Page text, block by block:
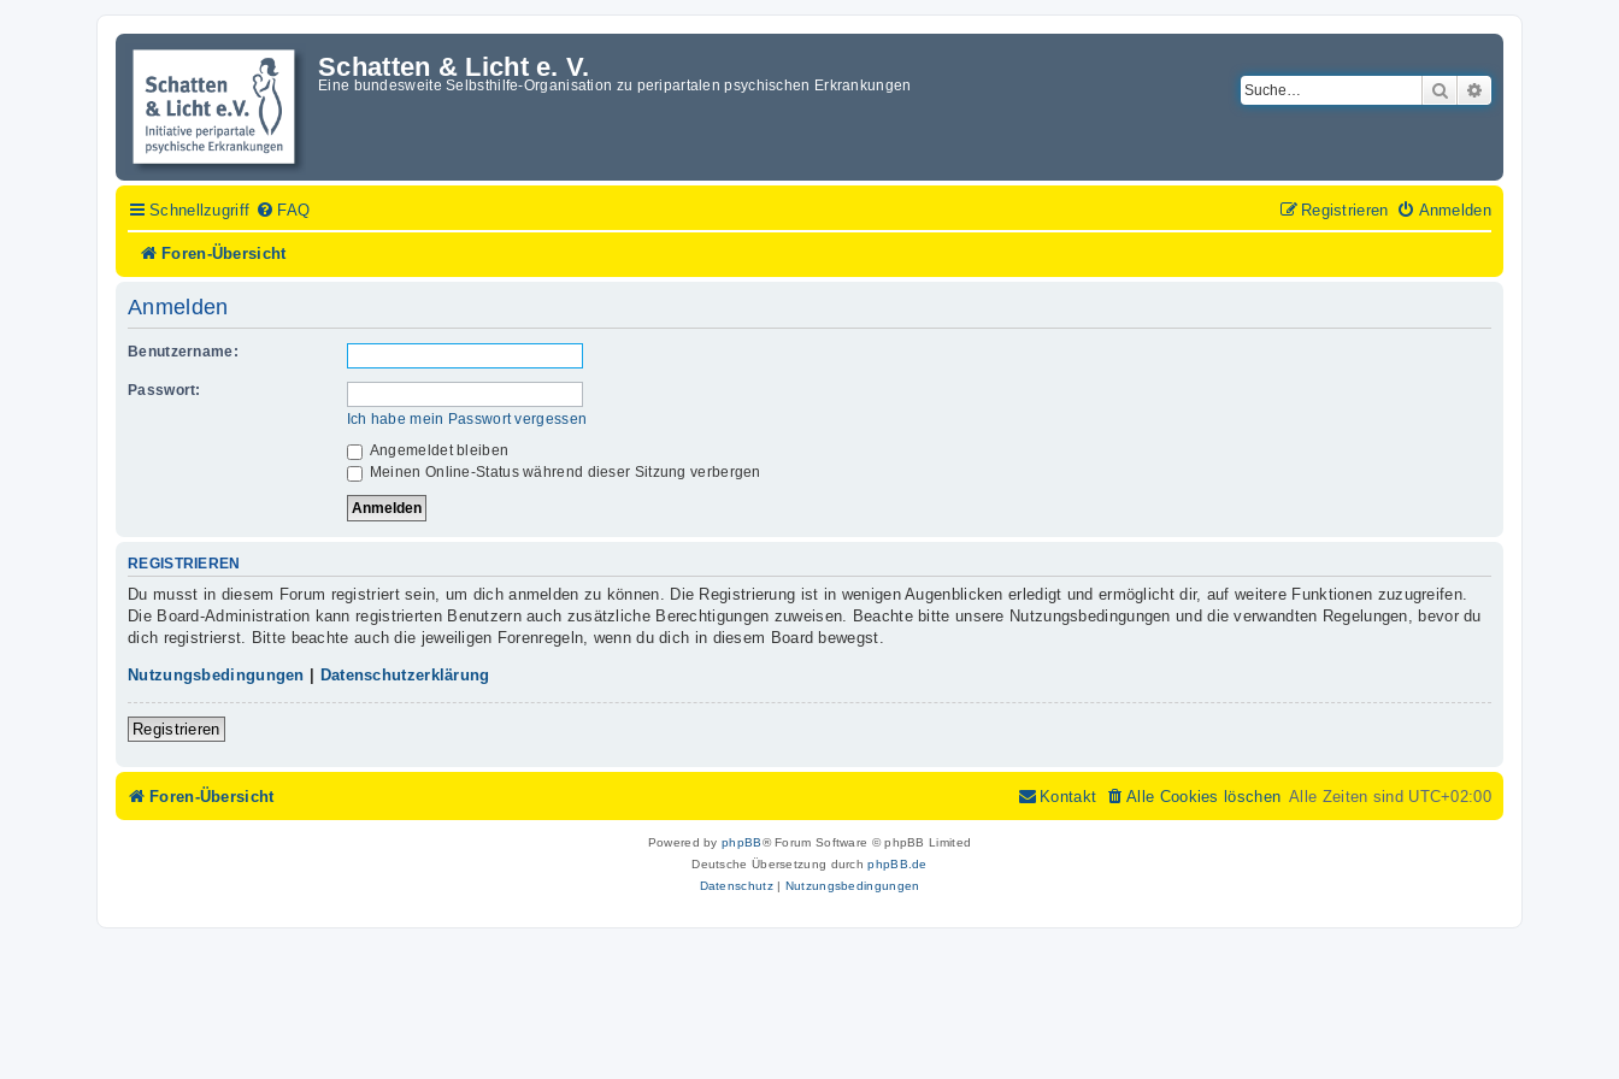
Schatten & Licht e. V.
Eine bundesweite Selbsthilfe-Organisation zu peripartalen psychischen Erkrankungen Suche
Schnellzugriff FAQ Anmelden
Registrieren
Foren-Übersicht
Anmelden
Benutzername:
Passwort:
Ich habe mein Passwort vergessen
Angemeldet bleiben
Meinen Online-Status während dieser Sitzung verbergen
REGISTRIEREN
Du musst in diesem Forum registriert sein, um dich anmelden zu können. Die Registrierung ist in wenigen Augenblicken erledigt und ermöglicht dir, auf weitere Funktionen zuzugreifen.
Die Board-Administration kann registrierten Benutzern auch zusätzliche Berechtigungen zuweisen. Beachte bitte unsere Nutzungsbedingungen und die verwandten Regelungen, bevor du
dich registrierst. Bitte beachte auch die jeweiligen Forenregeln, wenn du dich in diesem Board bewegst.
Nutzungsbedingungen Datenschutzerklärung
Registrieren
Foren-Übersicht Alle Zeiten sind UTC+02:00
Alle Cookies löschen
Kontakt
Powered byphpBB® Forum Software © phpBB Limited
Deutsche Übersetzung durchphpBB.de
Datenschutz| Nutzungsbedingungen